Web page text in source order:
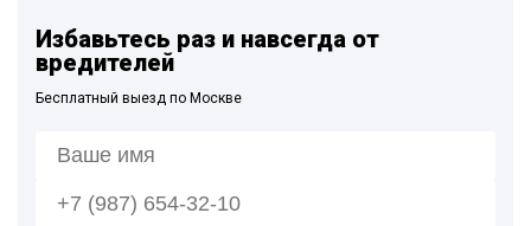
Избавьтесь раз и навсегда от
вредителей
Бесплатный выезд по Москве